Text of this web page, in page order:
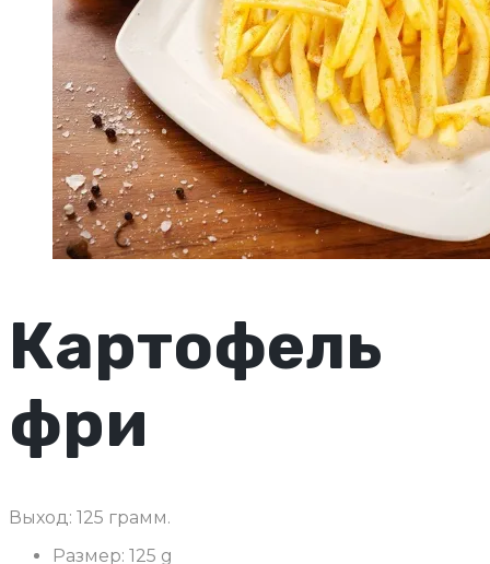
Картофель
фри
Выход: 125 грамм.
Размер: 125 g